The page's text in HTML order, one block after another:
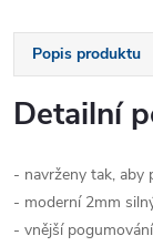
Popis produktu
Detailní
- navrženy tak, aby
- moderní 2mm
- vnější